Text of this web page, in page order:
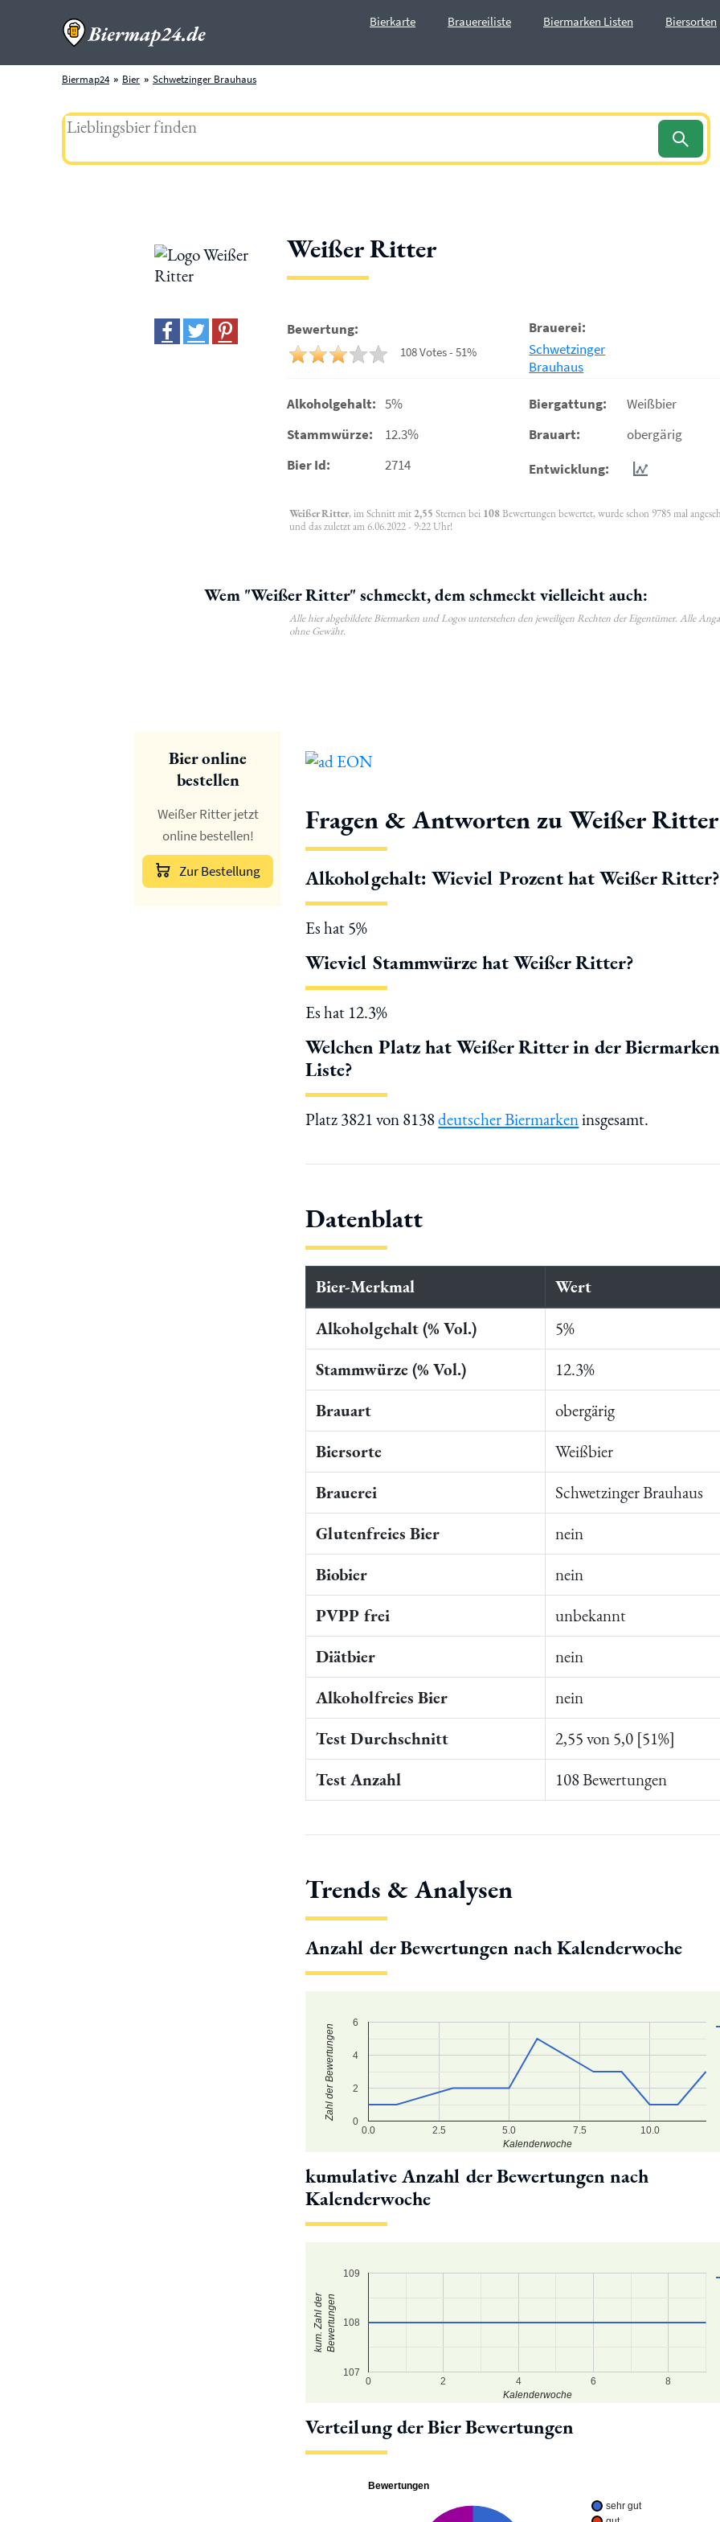
Bierkarte Brauereiliste Biermarken Listen Biersorten
Biermap24 Bier Schwetzinger Brauhaus
Weißer Ritter
Bewertung:
108 Votes - 51%
Brauerei:
Schwetzinger
Brauhaus
Alkoholgehalt: 5%
Stammwürze:
12.3%
Bier Id:
2714
Biergattung:
Weißbier
Brauart:
obergärig
Entwicklung:
Weißer Ritter, im Schnitt mit 2,55 Sternen bei 108Bewertungen bewertet, wurde schon 9785 mal
und das zuletzt am 6.06.2022 - 9:22 Uhr!
Wem "Weißer Ritter" schmeckt, dem schmeckt vielleicht auch:
Alle hier abgebildete Biermarken und Logos unterstehen den jeweiligen Rechten der Eigentümer. Alle
ohne Gewähr.
Bier online
bestellen
Weißer Ritter jetzt
online bestellen!
Zur Bestellung
Fragen & Antworten zu Weißer Ritter
Alkoholgehalt: Wieviel Prozent hat Weißer Ritter?
Es hat 5%
Wieviel Stammwürze hat Weißer Ritter?
Es hat 12.3%
Welchen Platz hat Weißer Ritter in der Biermarken
Liste?
Platz 3821 von 8138deutscher Biermarkeninsgesamt.
Datenblatt
Bier-Merkmal
Wert
Alkoholgehalt (% Vol.)
5%
Stammwürze (% Vol.)
12.3%
Brauart
obergärig
Biersorte
Weißbier
Brauerei
Schwetzinger Brauhaus
Glutenfreies Bier
nein
Biobier
nein
PVPP frei
unbekannt
Diätbier
nein
Alkoholfreies Bier
nein
Test Durchschnitt
2,55 von 5,0 [51%]
Test Anzahl
108 Bewertungen
Trends & Analysen
Anzahl der Bewertungen nach Kalenderwoche
0.0 2.5 5.0 7.5 10.0
0
2
4
6
Kalenderwoche
Zahl der Bewertungen
kumulative Anzahl der Bewertungen nach
Kalenderwoche
0 2 4 6 8
107
108
109
Kalenderwoche
kum. Zahl derBewertungen
Verteilung der Bier Bewertungen
Bewertungen
sehr gut